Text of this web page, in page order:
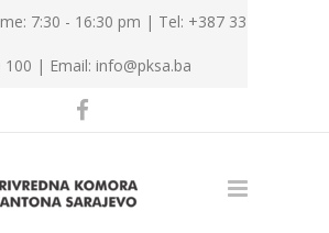
7:30 - 16:30 pm | Tel: +387 33
100 | Email: info@pksa.ba